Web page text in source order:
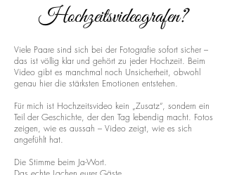
Hochzeitsvideografen?
Viele Paare sind sich bei der Fotografie sofort sicher –
das ist völlig klar und gehört zu jeder Hochzeit. Beim
Video gibt es manchmal noch Unsicherheit, obwohl
genau hier die stärksten Emotionen entstehen.
Für mich ist Hochzeitsvideo kein „Zusatz“, sondern ein
Teil der Geschichte, der den Tag lebendig macht. Fotos
zeigen, wie es aussah – Video zeigt, wie es sich
angefühlt hat.
Die Stimme beim Ja-Wort.